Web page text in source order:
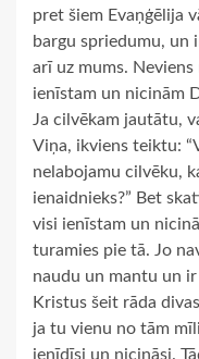
pret šiem Evaņģēlija
bargu spriedumu, un
arī uz mums.
ienīstam un nicinām
Ja cilvēkam jautātu,
Viņa, ikviens teiktu:
nelabojamu cilvēku,
ienaidnieks?” Bet
visi ienīstam un
turamies pie tā. Jo
naudu un mantu un
Kristus šeit rāda
ja tu vienu no tām
ienīdīsi un nicināsi.